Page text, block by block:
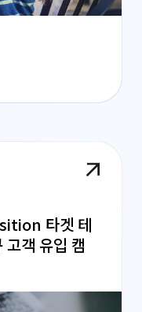
타겟 테
고객 유입 캠